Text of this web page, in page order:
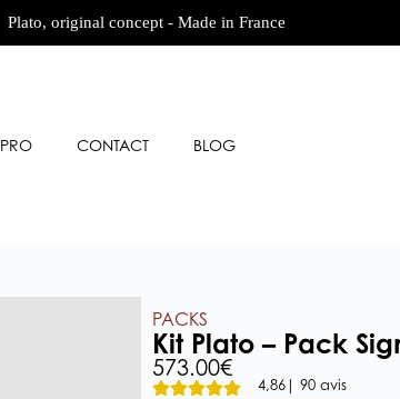
Plato, original concept - Made in France
PRO CONTACT BLOG
PACKS
Kit Plato – Pack
573.00€
4,86| 90 avis